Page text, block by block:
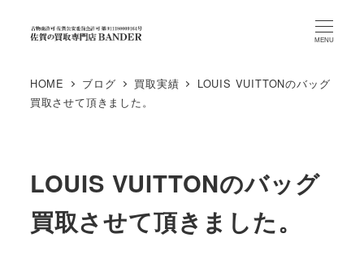
MENU
HOME ブログ 買取実績
LOUIS VUITTONのバッグ
買取させて頂きました。
LOUIS VUITTONのバッグ
買取させて頂きました。